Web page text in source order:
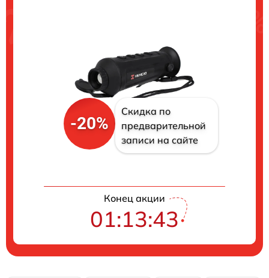
-20%
Скидка по
предварительной
записи на сайте
Конец акции
01:13:42